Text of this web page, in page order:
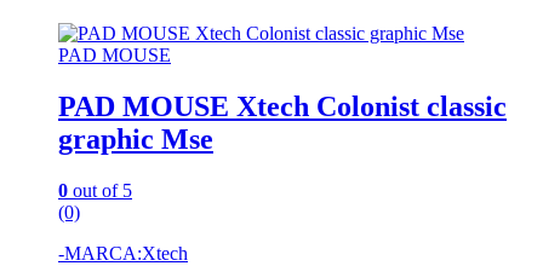
PAD MOUSE
PAD MOUSE Xtech Colonist classic
graphic Mse
0 out of 5
(0)
-MARCA:Xtech